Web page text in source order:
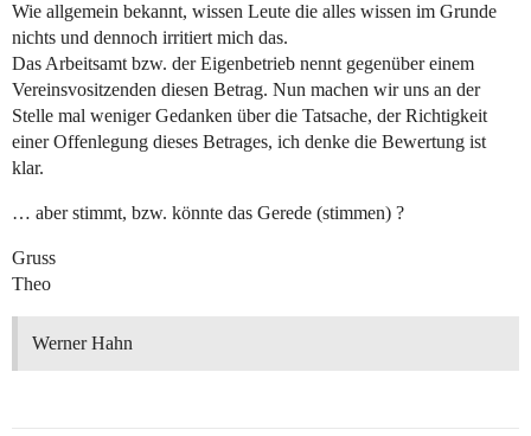
Wie allgemein bekannt, wissen Leute die alles wissen im Grunde
nichts und dennoch irritiert mich das.
Das Arbeitsamt bzw. der Eigenbetrieb nennt gegenüber einem
Vereinsvositzenden diesen Betrag. Nun machen wir uns an der
Stelle mal weniger Gedanken über die Tatsache, der Richtigkeit
einer Offenlegung dieses Betrages, ich denke die Bewertung ist
klar.
… aber stimmt, bzw. könnte das Gerede (stimmen) ?
Gruss
Theo
Werner Hahn